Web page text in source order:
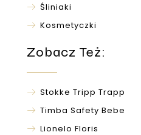
Śliniaki
Kosmetyczki
Zobacz Też:
Stokke Tripp Trapp
Timba Safety Bebe
Lionelo Floris